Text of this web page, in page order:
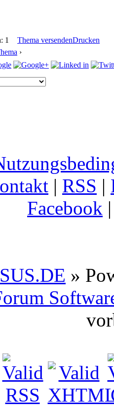
1 Thema versendenDrucken
›
| RSS |
Facebook
»